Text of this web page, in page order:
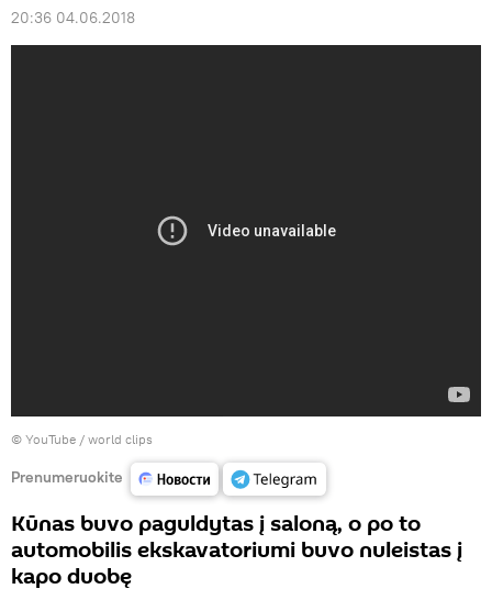
20:36 04.06.2018
© YouTube / world clips
Prenumeruokite
Kūnas buvo paguldytas į saloną, o po to
automobilis ekskavatoriumi buvo nuleistas į
kapo duobę